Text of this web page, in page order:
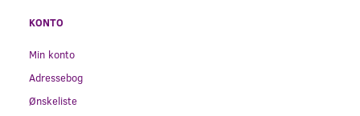
KONTO
Min konto
Adressebog
Ønskeliste